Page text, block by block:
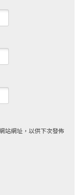
站網址，以供下次發佈